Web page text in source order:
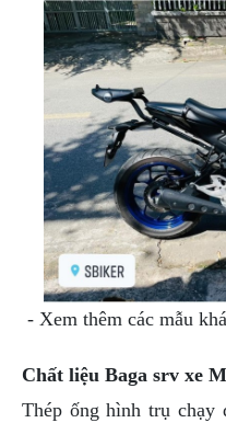
GĂNG
TAY
MOTO
SÊN
BALO
TÚI
ĐEO
GIVI
GIÀY
MOTO
MOTO
- Xem thêm các mẫu
Chất liệu Baga srv xe
Thép ống hình trụ chạy